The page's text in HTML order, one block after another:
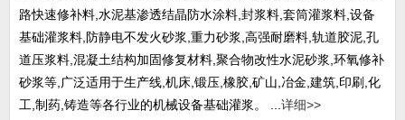
路快速修补料,水泥基渗透结晶防水涂料,封浆料,套筒灌浆料,设备
基础灌浆料,防静电不发火砂浆,重力砂浆,高强耐磨料,轨道胶泥,孔
道压浆料,混凝土结构加固修复材料,聚合物改性水泥砂浆,环氧修补
砂浆等,广泛适用于生产线,机床,锻压,橡胶,矿山,冶金,建筑,印刷,化
工,制药,铸造等各行业的机械设备基础灌浆。 ... 详细>>